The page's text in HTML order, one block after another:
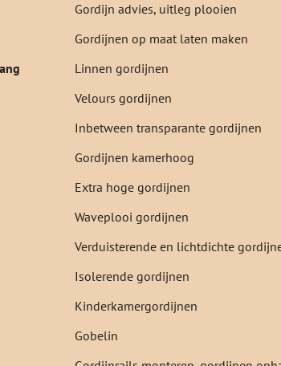
Gordijn advies, uitleg plooien
Gordijnen op maat laten maken
Linnen gordijnen
Velours gordijnen
Inbetween transparante gordijnen
Gordijnen kamerhoog
Extra hoge gordijnen
Waveplooi gordijnen
Verduisterende en lichtdichte
Isolerende gordijnen
Kinderkamergordijnen
Gobelin